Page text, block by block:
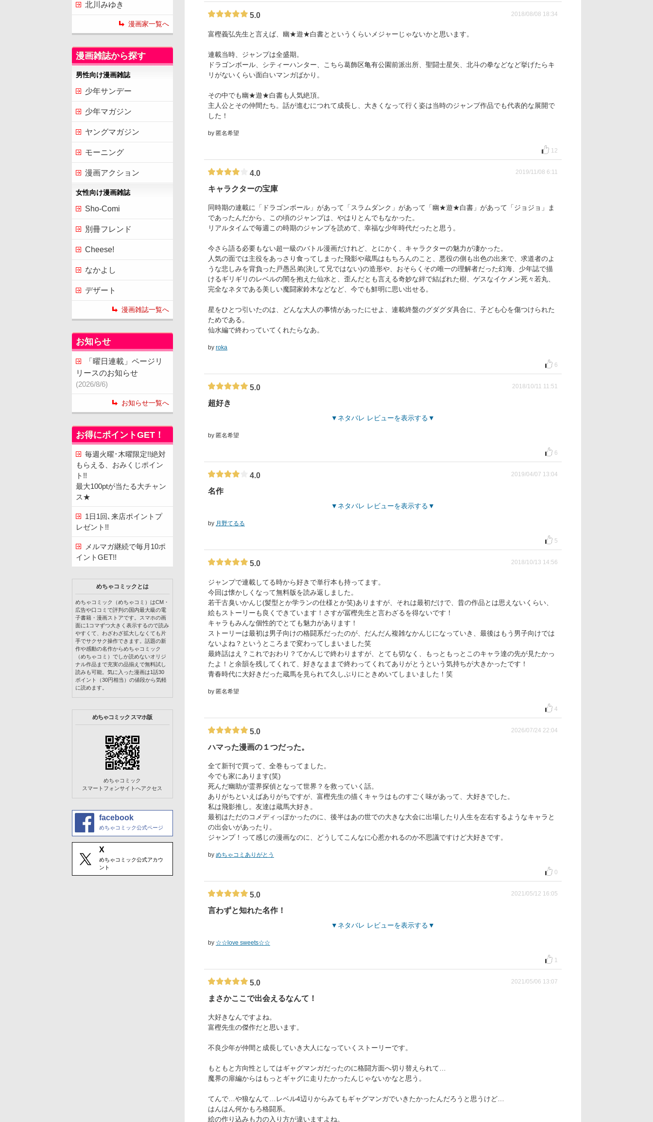
5.0 2018/08/08 18:34
富樫義弘先生と言えば、幽★遊★白書とというくらいメジャーじゃないかと思います。
連載当時、ジャンプは全盛期。
ドラゴンボール、シティーハンター、こちら葛飾区亀有公園前派出所、聖闘士星矢、北斗の拳などなど挙げたらキ
リがないくらい面白いマンガばかり。
その中でも幽★遊★白書も人気絶頂。
主人公とその仲間たち。話が進むにつれて成長し、大きくなって行く姿は当時のジャンプ作品でも代表的な展開で
した！
by 匿名希望
12
4.0 2019/11/08 6:11
キャラクターの宝庫
同時期の連載に「ドラゴンボール」があって「スラムダンク」があって「幽★遊★白書」があって「ジョジョ」ま
であったんだから、この頃のジャンプは、やはりとんでもなかった。
リアルタイムで毎週この時期のジャンプを読めて、幸福な少年時代だったと思う。
今さら語る必要もない超一級のバトル漫画だけれど、とにかく、キャラクターの魅力が凄かった。
人気の面では主役をあっさり食ってしまった飛影や蔵馬はもちろんのこと、悪役の側も出色の出来で、求道者のよ
うな悲しみを背負った戸愚呂弟(決して兄ではない)の造形や、おそらくその唯一の理解者だった幻海、少年誌で描
けるギリギリのレベルの闇を抱えた仙水と、歪んだとも言える奇妙な絆で結ばれた樹、ゲスなイケメン死々若丸、
完全なネタである美しい魔闘家鈴木などなど、今でも鮮明に思い出せる。
星をひとつ引いたのは、どんな大人の事情があったにせよ、連載終盤のグダグダ具合に、子ども心を傷つけられた
ためである。
仙水編で終わっていてくれたらなあ。
by roka
6
5.0 2018/10/11 11:51
超好き
ネタバレ レビューを表示する
by 匿名希望
6
4.0 2019/04/07 13:04
名作
ネタバレ レビューを表示する
by 月野てるる
5
5.0 2018/10/13 14:56
ジャンプで連載してる時から好きで単行本も持ってます。
今回は懐かしくなって無料版を読み返しました。
若干古臭いかんじ(髪型とか学ランの仕様とか笑)ありますが、それは最初だけで、昔の作品とは思えないくらい、
絵もストーリーも良くできています！さすが冨樫先生と言わざるを得ないです！
キャラもみんな個性的でとても魅力があります！
ストーリーは最初は男子向けの格闘系だったのが、だんだん複雑なかんじになっていき、最後はもう男子向けでは
ないよね？というところまで変わってしまいました笑
最終話はえ？これでおわり？てかんじで終わりますが、とても切なく、もっともっとこのキャラ達の先が見たかっ
たよ！と余韻を残してくれて、好きなままで終わってくれてありがとうという気持ちが大きかったです！
青春時代に大好きだった蔵馬を見られて久しぶりにときめいてしまいました！笑
by 匿名希望
4
5.0 2026/07/24 22:04
ハマった漫画の１つだった。
全て新刊で買って、全巻もってました。
今でも家にあります(笑)
死んだ幽助が霊界探偵となって世界？を救っていく話。
ありがちといえばありがちですが、富樫先生の描くキャラはものすごく味があって、大好きでした。
私は飛影推し。友達は蔵馬大好き。
最初はただのコメディっぽかったのに、後半はあの世での大きな大会に出場したり人生を左右するようなキャラと
の出会いがあったり。
ジャンプ！って感じの漫画なのに、どうしてこんなに心惹かれるのか不思議ですけど大好きです。
by めちゃコミありがとう
0
5.0 2021/05/12 16:05
言わずと知れた名作！
ネタバレ レビューを表示する
by ☆☆love sweets☆☆
1
5.0 2021/05/06 13:07
まさかここで出会えるなんて！
大好きなんですよね。
富樫先生の傑作だと思います。
不良少年が仲間と成長していき大人になっていくストーリーです。
もともと方向性としてはギャグマンガだったのに格闘方面へ切り替えられて…
魔界の扉編からはもっとギャグに走りたかったんじゃないかなと思う。
てんで…や狼なんて…レベル4辺りからみてもギャグマンガでいきたかったんだろうと思うけど…
はんはん何かもろ格闘系。
絵の作り込みも力の入り方が違いますよね。
北川みゆき
漫画家一覧へ
漫画雑誌から探す
男性向け漫画雑誌
少年サンデー
少年マガジン
ヤングマガジン
モーニング
漫画アクション
女性向け漫画雑誌
Sho-Comi
別冊フレンド
Cheese!
なかよし
デザート
漫画雑誌一覧へ
お知らせ
「曜日連載」ページリ
リースのお知らせ
(2026/8/6)
お知らせ一覧へ
お得にポイントGET！
毎週火曜･木曜限定!!絶対
もらえる、おみくじポイン
ト!!
最大100ptが当たる大チャン
ス★
1日1回､来店ポイントプ
レゼント!!
メルマガ継続で毎月10ポ
イントGET!!
めちゃコミックとは
めちゃコミック（めちゃコミ）はCM・
広告や口コミで評判の国内最大級の電
子書籍・漫画ストアです。スマホの画
面に1コマずつ大きく表示するので読み
やすくて、わざわざ拡大しなくても片
手でサクサク操作できます。話題の新
作や感動の名作からめちゃコミック
（めちゃコミ）でしか読めないオリジ
ナル作品まで充実の品揃えで無料試し
読みも可能。気に入った漫画は1話30
ポイント（30円相当）の値段から気軽
に読めます。
めちゃコミック スマホ版
めちゃコミック
スマートフォンサイトへアクセス
facebook
めちゃコミック公式ページ
X
めちゃコミック公式アカウ
ント